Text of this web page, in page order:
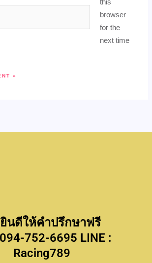
this
browser
for the
next time
ยินดีให้คำปรึกษาฟรี
752-6695 LINE :
Racing789